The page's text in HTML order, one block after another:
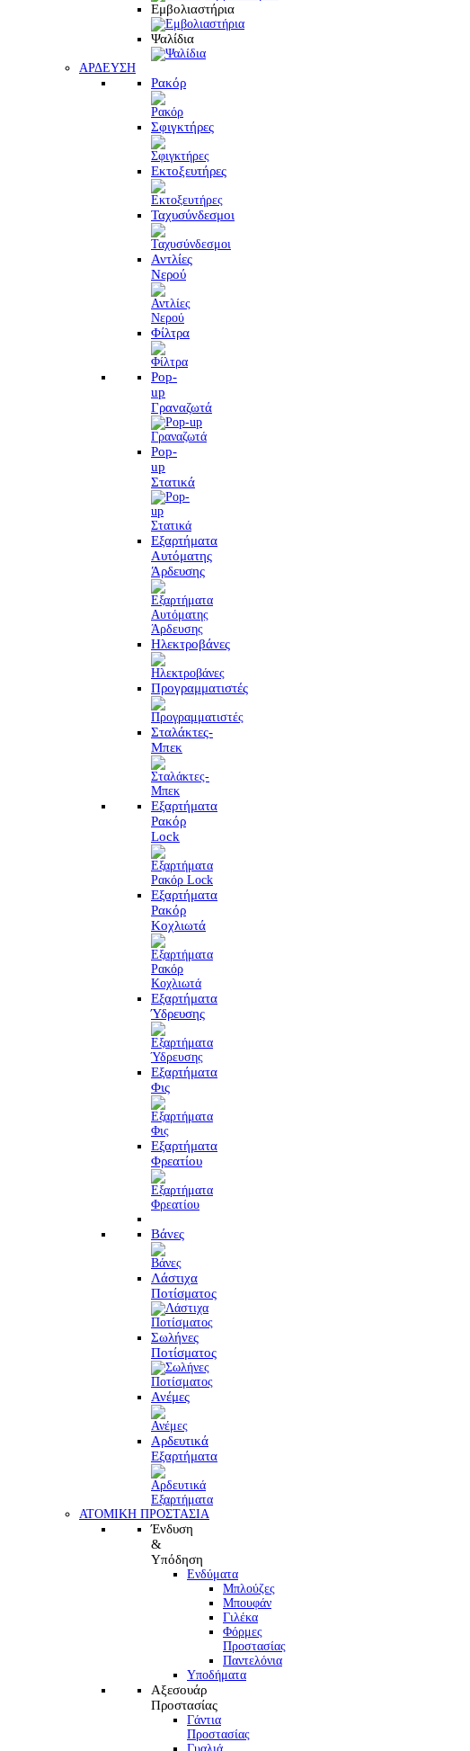
Εμβολιαστήρια
Ψαλίδια
ΑΡΔΕΥΣΗ
Ρακόρ
Σφιγκτήρες
Εκτοξευτήρες
Ταχυσύνδεσμοι
Αντλίες
Νερού
Φίλτρα
Pop-
up
Γραναζωτά
Pop-
up
Στατικά
Εξαρτήματα
Αυτόματης
Άρδευσης
Ηλεκτροβάνες
Προγραμματιστές
Σταλάκτες-
Μπεκ
Εξαρτήματα
Ρακόρ
Lock
Εξαρτήματα
Ρακόρ
Κοχλιωτά
Εξαρτήματα
Ύδρευσης
Εξαρτήματα
Φις
Εξαρτήματα
Φρεατίου
Βάνες
Λάστιχα
Ποτίσματος
Σωλήνες
Ποτίσματος
Ανέμες
Αρδευτικά
Εξαρτήματα
ΑΤΟΜΙΚΗ ΠΡΟΣΤΑΣΙΑ
Ένδυση
&
Υπόδηση
Ενδύματα
Μπλούζες
Μπουφάν
Γιλέκα
Φόρμες
Προστασίας
Παντελόνια
Υποδήματα
Αξεσουάρ
Προστασίας
Γάντια
Προστασίας